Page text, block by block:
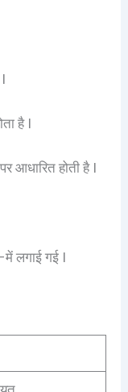
है I
आधारित होती है I
लगाई गई I